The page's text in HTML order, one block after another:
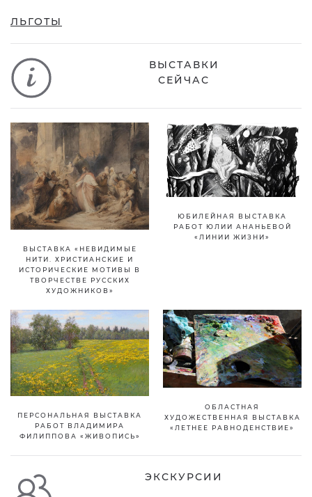
ЛЬГОТЫ
ВЫСТАВКИ
СЕЙЧАС
ВЫСТАВКА «НЕВИДИМЫЕ
НИТИ. ХРИСТИАНСКИЕ И
ИСТОРИЧЕСКИЕ МОТИВЫ В
ТВОРЧЕСТВЕ РУССКИХ
ХУДОЖНИКОВ»
ЮБИЛЕЙНАЯ ВЫСТАВКА
РАБОТ ЮЛИИ АНАНЬЕВОЙ
«ЛИНИИ ЖИЗНИ»
ПЕРСОНАЛЬНАЯ ВЫСТАВКА
РАБОТ ВЛАДИМИРА
ФИЛИППОВА «ЖИВОПИСЬ»
ОБЛАСТНАЯ
ХУДОЖЕСТВЕННАЯ ВЫСТАВКА
«ЛЕТНЕЕ РАВНОДЕНСТВИЕ»
ЭКСКУРСИИ